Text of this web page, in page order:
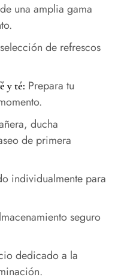
una amplia gama
de refrescos
y té: Prepara tu
ducha
de primera
individualmente para
seguro
dedicado a la